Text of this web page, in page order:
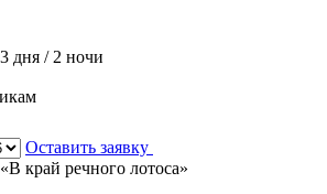
3 дня / 2 ночи
Оставить заявку
край речного лотоса»